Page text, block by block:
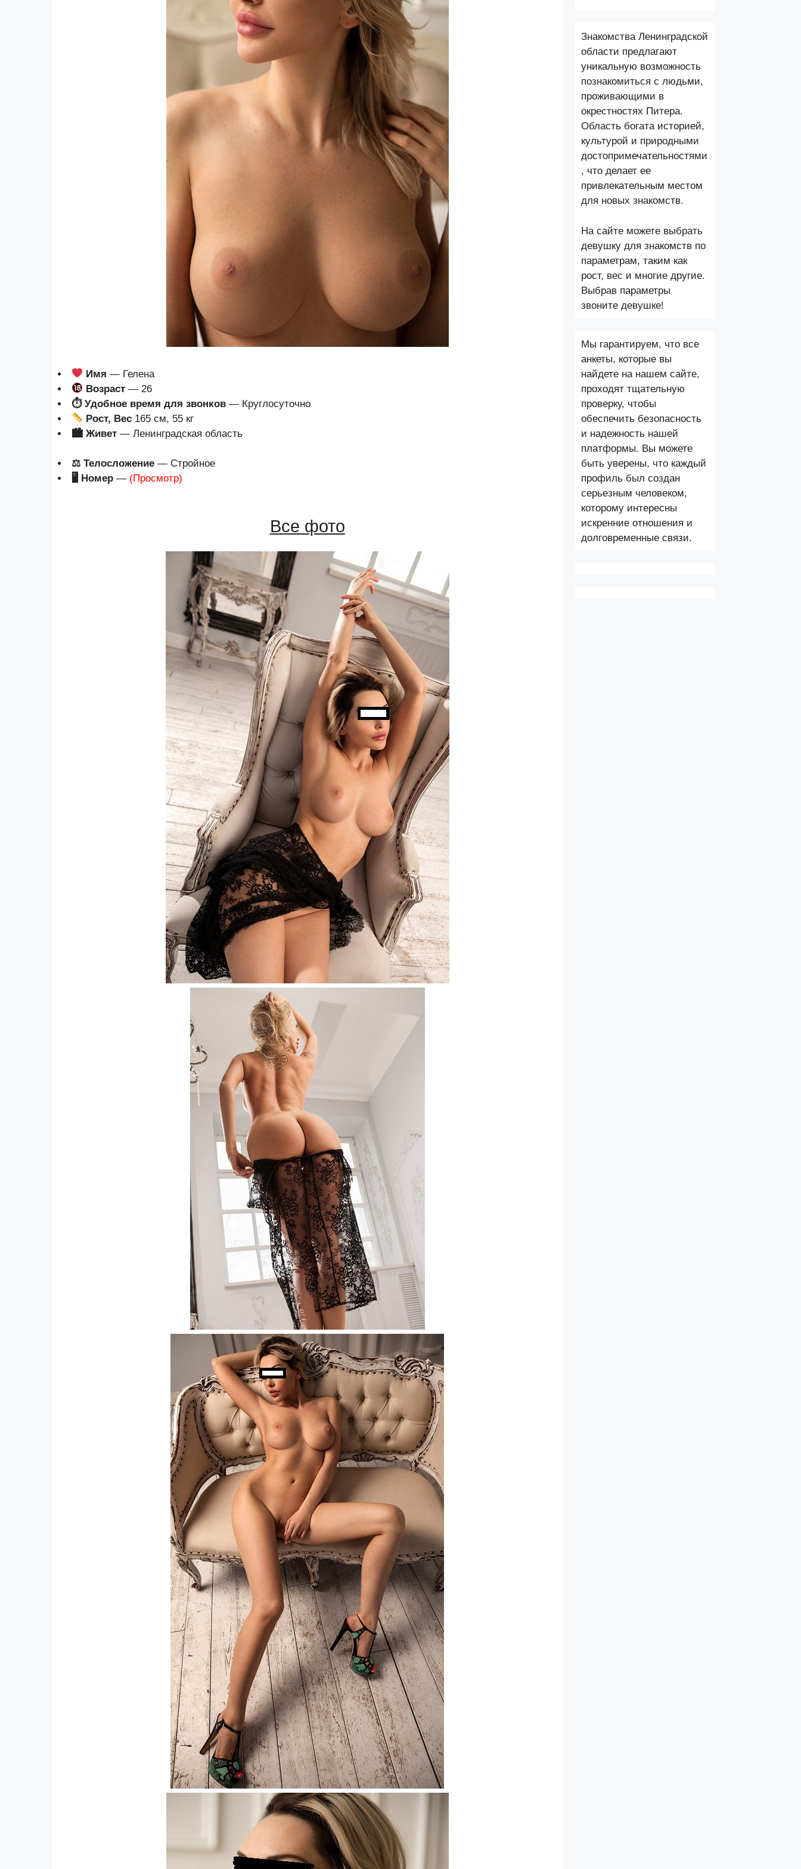
Имя — Гелена
Возраст — 26
⏱ Удобное время для звонков — Круглосуточно
Рост, Вес 165 см, 55 кг
🏙 Живет — Ленинградская область
⚖ Телосложение — Стройное
🖥 Номер — (Просмотр)
Все фото
Знакомства Ленинградской
области предлагают
уникальную возможность
познакомиться с людьми,
проживающими в
окрестностях Питера.
Область богата историей,
культурой и природными
достопримечательностями
, что делает ее
привлекательным местом
для новых знакомств.
На сайте можете выбрать
девушку для знакомств по
параметрам, таким как
рост, вес и многие другие.
Выбрав параметры
звоните девушке!
Мы гарантируем, что все
анкеты, которые вы
найдете на нашем сайте,
проходят тщательную
проверку, чтобы
обеспечить безопасность
и надежность нашей
платформы. Вы можете
быть уверены, что каждый
профиль был создан
серьезным человеком,
которому интересны
искренние отношения и
долговременные связи.